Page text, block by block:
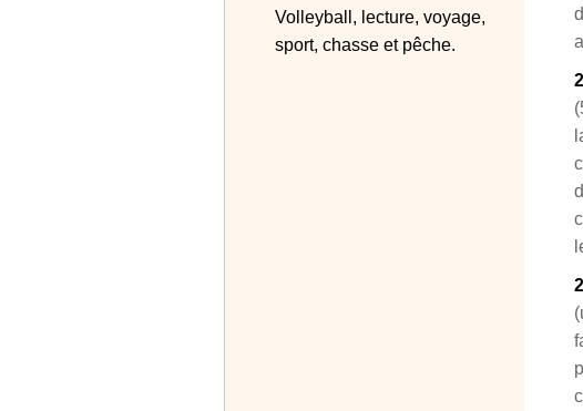
Volleyball, lecture, voyage,
sport, chasse et pêche.